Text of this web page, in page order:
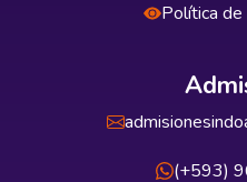
Política
(+593)